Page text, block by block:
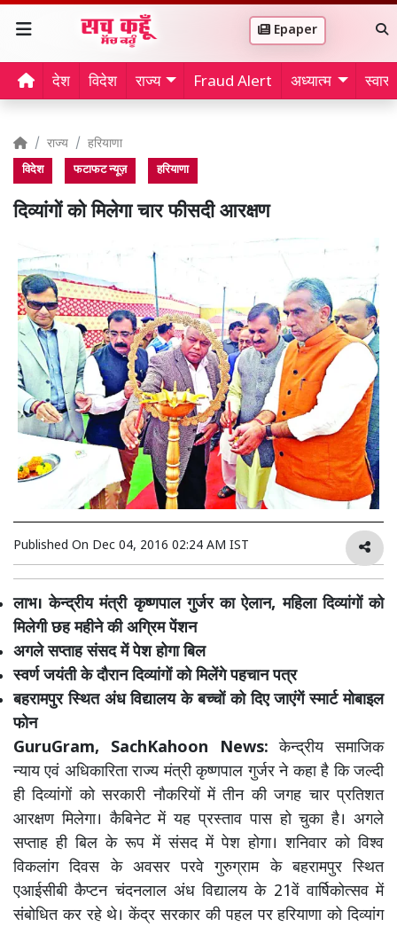
Epaper
देश विदेश राज्य Fraud Alert अध्यात्म
राज्य हरियाणा
विदेश फटाफट न्यूज़ हरियाणा
दिव्यांगों को मिलेगा चार फीसदी आरक्षण
Published On Dec 04, 2016 02:24 AM IST
लाभ। केन्द्रीय मंत्री कृष्णपाल गुर्जर का ऐलान, महिला दिव्यांगों को
मिलेगी छह महीने की अग्रिम पेंशन
अगले सप्ताह संसद में पेश होगा बिल
स्वर्ण जयंती के दौरान दिव्यांगों को मिलेंगे पहचान पत्र
बहरामपुर स्थित अंध विद्यालय के बच्चों को दिए जाएंगें स्मार्ट मोबाइल
फोन
GuruGram, SachKahoon News:केन्द्रीय समाजिक
न्याय एवं अधिकारिता राज्य मंत्री कृष्णपाल गुर्जर ने कहा है कि जल्दी
ही दिव्यांगों को सरकारी नौकरियों में तीन की जगह चार प्रतिशत
आरक्षण मिलेगा। कैबिनेट में यह प्रस्ताव पास हो चुका है। अगले
सप्ताह ही बिल के रूप में संसद में पेश होगा। शनिवार को विश्व
विकलांग दिवस के अवसर परवे गुरुग्राम के बहरामपुर स्थित
एआईसीबी कैप्टन चंदनलाल अंध विद्यालय के 21वें वार्षिकोत्सव में
संबोधित कर रहे थे। केंद्र सरकार की पहल पर हरियाणा को दिव्यांग